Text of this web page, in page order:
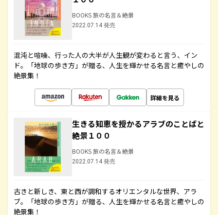
BOOKS 旅の名言＆絶景
2022.07.14 発売
混沌と喧噪、行った人の大半が人生観が変わると言う、イン
ド。「地球の歩き方」が贈る、人生を輝かせる名言と癒やしの
絶景集！
詳細を見る
生きる知恵を授かるアラブのことばと
絶景１００
BOOKS 旅の名言＆絶景
2022.07.14 発売
古きと新しき、東と西が調和するオリエンタルな世界、アラ
ブ。「地球の歩き方」が贈る、人生を輝かせる名言と癒やしの
絶景集！